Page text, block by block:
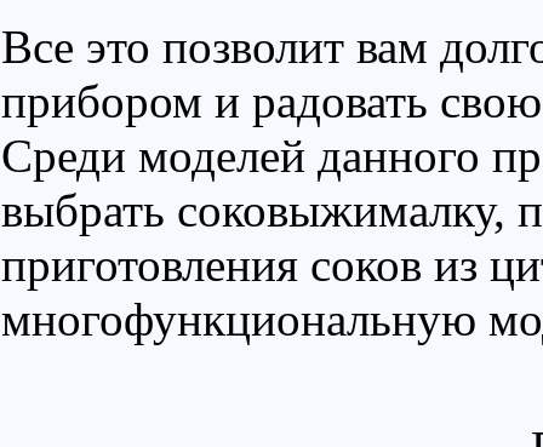
Все это позволит вам
прибором и радовать
Среди моделей данного
выбрать соковыжималку,
приготовления соков из
многофункциональную